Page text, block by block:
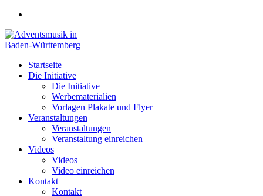
Zum
springen
Startseite
Die Initiative
Die Initiative
Werbematerialien
Vorlagen Plakate und Flyer
Veranstaltungen
Veranstaltungen
Veranstaltung einreichen
Videos
Videos
Video einreichen
Kontakt
Kontakt